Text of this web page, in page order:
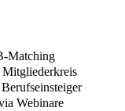
Matching
Mitgliederkreis
Webinare